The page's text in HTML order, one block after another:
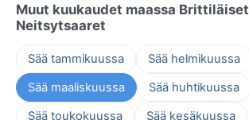
Muut kuukaudet maassa Brittiläiset
Neitsytsaaret
Sää tammikuussa
Sää helmikuussa
Sää maaliskuussa
Sää huhtikuussa
Sää toukokuussa
Sää kesäkuussa